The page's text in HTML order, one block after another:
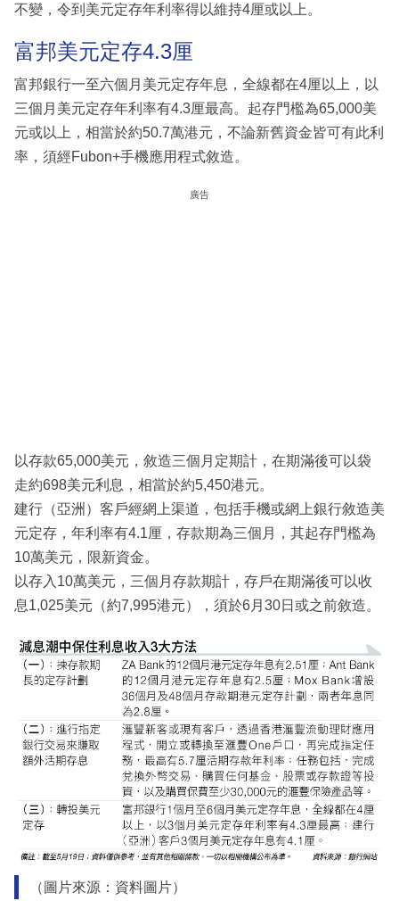
不變，令到美元定存年利率得以維持4厘或以上。
富邦美元定存4.3厘
富邦銀行一至六個月美元定存年息，全線都在4厘以上，以
三個月美元定存年利率有4.3厘最高。起存門檻為65,000美
元或以上，相當於約50.7萬港元，不論新舊資金皆可有此利
率，須經Fubon+手機應用程式敘造。
廣告
以存款65,000美元，敘造三個月定期計，在期滿後可以袋
走約698美元利息，相當於約5,450港元。
建行（亞洲）客戶經網上渠道，包括手機或網上銀行敘造美
元定存，年利率有4.1厘，存款期為三個月，其起存門檻為
10萬美元，限新資金。
以存入10萬美元，三個月存款期計，存戶在期滿後可以收
息1,025美元（約7,995港元），須於6月30日或之前敘造。
（圖片來源：資料圖片）